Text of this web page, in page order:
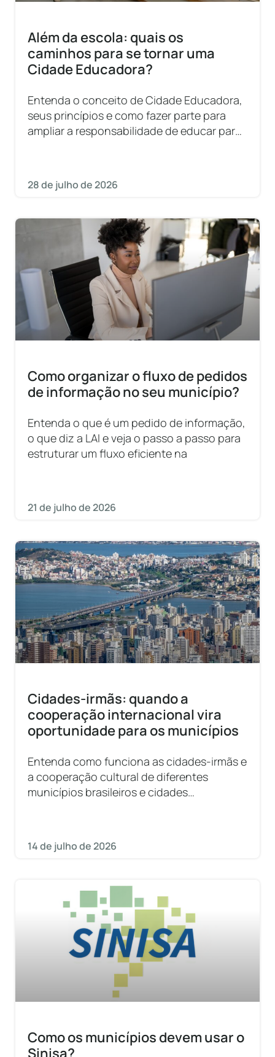
Além da escola: quais os
caminhos para se tornar uma
Cidade Educadora?
Entenda o conceito de Cidade Educadora,
seus princípios e como fazer parte para
ampliar a responsabilidade de educar para
28 de julho de 2026
Como organizar o fluxo de pedidos
de informação no seu município?
Entenda o que é um pedido de informação,
o que diz a LAI e veja o passo a passo para
estruturar um fluxo eficiente na
21 de julho de 2026
Cidades-irmãs: quando a
cooperação internacional vira
oportunidade para os municípios
Entenda como funciona as cidades-irmãs e
a cooperação cultural de diferentes
municípios brasileiros e cidades
14 de julho de 2026
Como os municípios devem usar o
Sinisa?